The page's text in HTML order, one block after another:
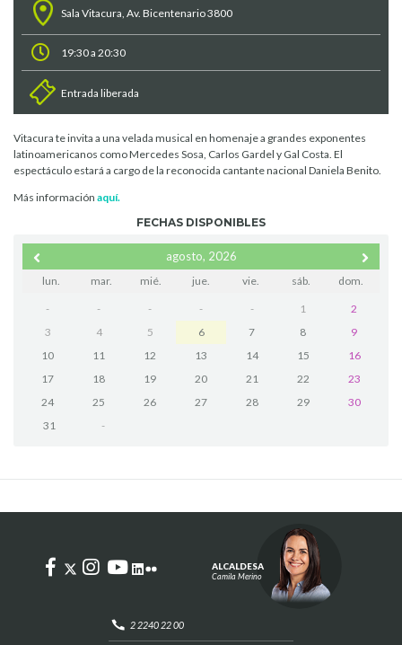
Sala Vitacura, Av. Bicentenario 3800
19:30 a 20:30
Entrada liberada
Vitacura te invita a una velada musical en homenaje a grandes exponentes
latinoamericanos como Mercedes Sosa, Carlos Gardel y Gal Costa. El
espectáculo estará a cargo de la reconocida cantante nacional Daniela Benito.
Más información aquí.
FECHAS DISPONIBLES
agosto, 2026
lun. mar. mié. jue. vie. sáb. dom.
- - - - - 1
2
3
4 5 6 7 8
9
10
11 12 13 14 15
16
17
18 19 20 21 22
23
24
25 26 27 28 29
30
31
-
2 2240 22 00
ALCALDESA
Camila Merino